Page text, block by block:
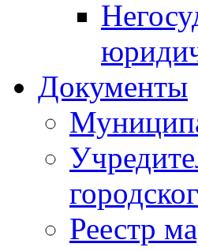
Документы
Реестр